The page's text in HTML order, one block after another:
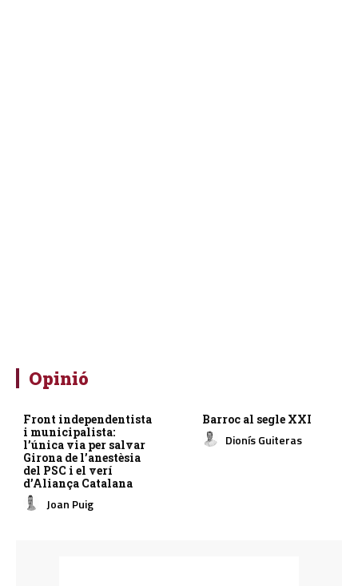
Opinió
Front independentista
i municipalista:
l’única via per salvar
Girona de l’anestèsia
del PSC i el verí
d’Aliança Catalana
Joan Puig
Barroc al segle XXI
Dionís Guiteras